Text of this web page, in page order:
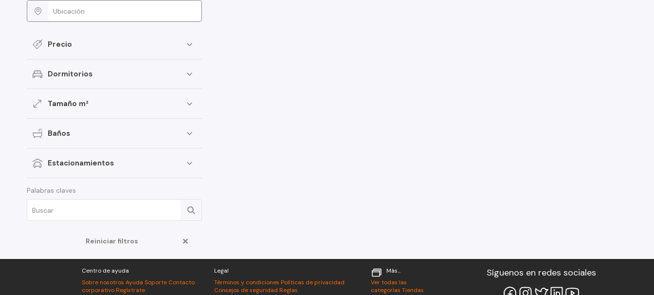
Precio
Dormitorios
Tamaño m²
Baños
Estacionamientos
Palabras claves
Reiniciar filtros
Centro de ayuda
Sobre nosotros Ayuda Soporte Contacto
corporativo Regístrate
Legal
Términos y condiciones Políticas de privacidad
Consejos de seguridad Reglas
Más...
Ver todas las
categorías Tiendas
Síguenos en redes sociales